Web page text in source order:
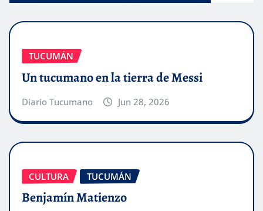
TUCUMÁN
Un tucumano en la tierra de Messi
Diario Tucumano Jun 28, 2026
CULTURA TUCUMÁN
Benjamín Matienzo